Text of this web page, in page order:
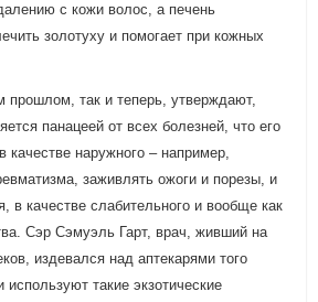
с кожи волос, а печень
золотуху и помогает при кожных
прошлом, так и теперь, утверждают,
панацеей от всех болезней, что его
качестве наружного – например,
заживлять ожоги и порезы, и
в качестве слабительного и вообще как
Сэр Сэмуэль Гарт, врач, живший на
издевался над аптекарями того
используют такие экзотические